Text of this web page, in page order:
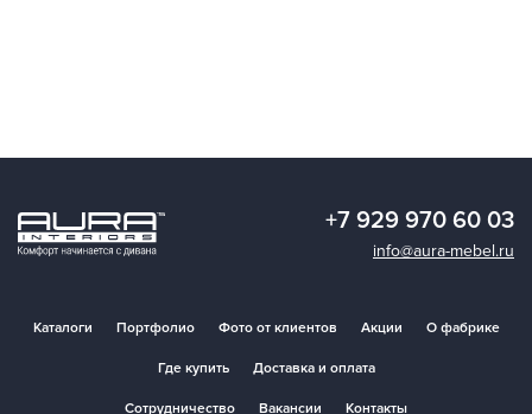
+7 929 970 60 03
info@aura-mebel.ru
Каталоги Портфолио Фото от клиентов Акции О фабрике
Где купить Доставка и оплата
Сотрудничество Вакансии Контакты